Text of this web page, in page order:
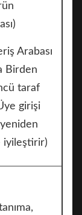
Arabası
Birden
taraf
girişi
iyileştirir)